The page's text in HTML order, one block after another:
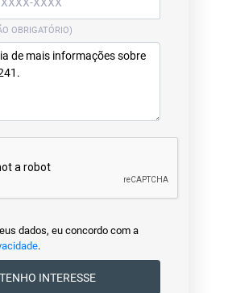
OBRIGATÓRIO)
dados, eu concordo com a
.
TENHO INTERESSE